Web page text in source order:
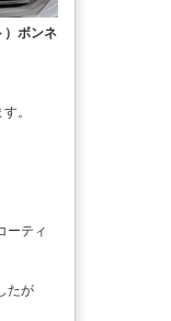
ボンネ
。
ーティ
たが